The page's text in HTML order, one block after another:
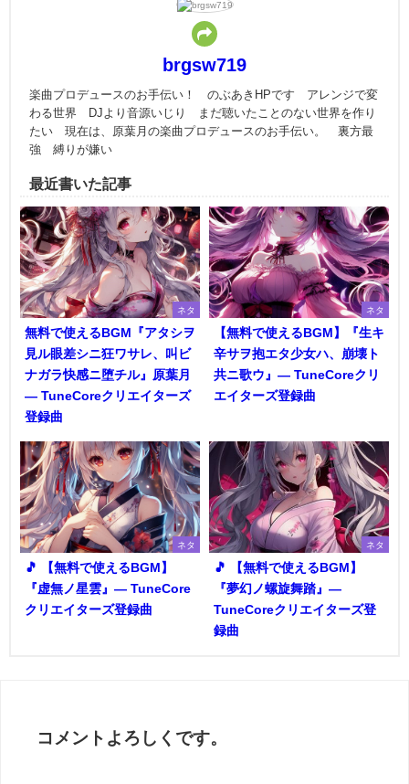
brgsw719
楽曲プロデュースのお手伝い！ のぶあきHPです アレンジで変
わる世界 DJより音源いじり まだ聴いたことのない世界を作り
たい 現在は、原葉月の楽曲プロデュースのお手伝い。 裏方最
強 縛りが嫌い
最近書いた記事
ネタ
無料で使えるBGM『アタシヲ
見ル眼差シニ狂ワサレ、叫ビ
ナガラ快感ニ堕チル』原葉月
― TuneCoreクリエイターズ
登録曲
ネタ
【無料で使えるBGM】『生キ
辛サヲ抱エタ少女ハ、崩壊ト
共ニ歌ウ』― TuneCoreクリ
エイターズ登録曲
ネタ
🎵 【無料で使えるBGM】
『虚無ノ星雲』― TuneCore
クリエイターズ登録曲
ネタ
🎵 【無料で使えるBGM】
『夢幻ノ螺旋舞踏』―
TuneCoreクリエイターズ登
録曲
コメントよろしくです。